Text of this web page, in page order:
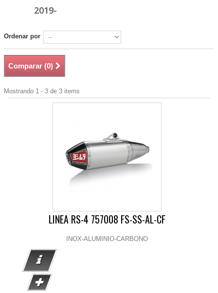
2019-
Ordenar por
Comparar (0)
Mostrando 1 - 3 de 3 items
LINEA RS-4 757008 FS-SS-AL-CF
INOX-ALUMINIO-CARBONO